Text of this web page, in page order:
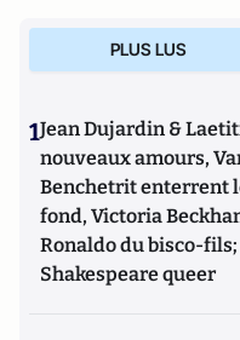
PLUS LUS
1Jean Dujardin &
nouveaux amours,
Benchetrit enterrent
fond, Victoria
Ronaldo du bisco-
Shakespeare queer